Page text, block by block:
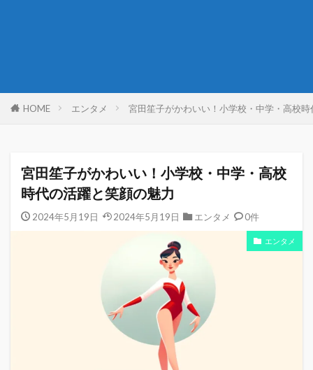
HOME エンタメ 宮田笙子がかわいい！小学校・中学・高校
宮田笙子がかわいい！小学校・中学・高校
時代の活躍と笑顔の魅力
2024年5月19日 2024年5月19日 エンタメ 0件
エンタメ